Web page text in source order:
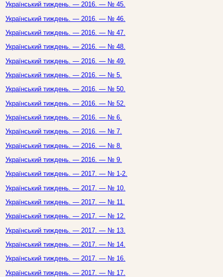
Український тиждень. — 2016. — № 45.
Український тиждень. — 2016. — № 46.
Український тиждень. — 2016. — № 47.
Український тиждень. — 2016. — № 48.
Український тиждень. — 2016. — № 49.
Український тиждень. — 2016. — № 5.
Український тиждень. — 2016. — № 50.
Український тиждень. — 2016. — № 52.
Український тиждень. — 2016. — № 6.
Український тиждень. — 2016. — № 7.
Український тиждень. — 2016. — № 8.
Український тиждень. — 2016. — № 9.
Український тиждень. — 2017. — № 1-2.
Український тиждень. — 2017. — № 10.
Український тиждень. — 2017. — № 11.
Український тиждень. — 2017. — № 12.
Український тиждень. — 2017. — № 13.
Український тиждень. — 2017. — № 14.
Український тиждень. — 2017. — № 16.
Український тиждень. — 2017. — № 17.